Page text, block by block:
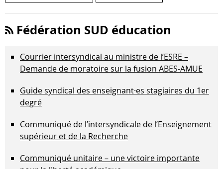
Fédération SUD éducation
Courrier intersyndical au ministre de l’ESRE –
Demande de moratoire sur la fusion ABES-AMUE
Guide syndical des enseignant·es stagiaires du 1er
degré
Communiqué de l’intersyndicale de l’Enseignement
supérieur et de la Recherche
Communiqué unitaire – une victoire importante